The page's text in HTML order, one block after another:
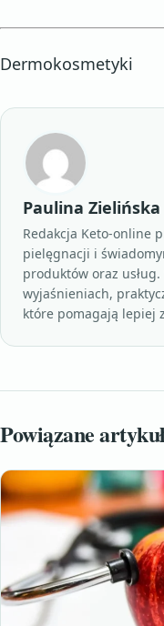
Dermokosmetyki
Paulina Zielińska
Redakcja Keto-online
pielęgnacji i
produktów oraz
wyjaśnieniach,
które pomagają lepiej
Powiązane